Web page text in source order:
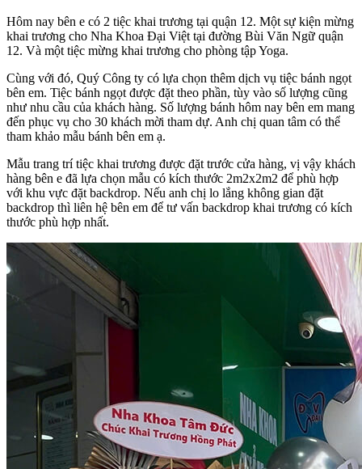
Hôm nay bên e có 2 tiệc khai trương tại quận 12. Một sự kiện mừng
khai trương cho Nha Khoa Đại Việt tại đường Bùi Văn Ngữ quận
12. Và một tiệc mừng khai trương cho phòng tập Yoga.
Cùng với đó, Quý Công ty có lựa chọn thêm dịch vụ tiệc bánh ngọt
bên em. Tiệc bánh ngọt được đặt theo phần, tùy vào số lượng cũng
như nhu cầu của khách hàng. Số lượng bánh hôm nay bên em mang
đến phục vụ cho 30 khách mời tham dự. Anh chị quan tâm có thể
tham khảo mẫu bánh bên em ạ.
Mẫu trang trí tiệc khai trương được đặt trước cửa hàng, vị vậy khách
hàng bên e đã lựa chọn mẫu có kích thước 2m2x2m2 để phù hợp
với khu vực đặt backdrop. Nếu anh chị lo lắng không gian đặt
backdrop thì liên hệ bên em để tư vấn backdrop khai trương có kích
thước phù hợp nhất.